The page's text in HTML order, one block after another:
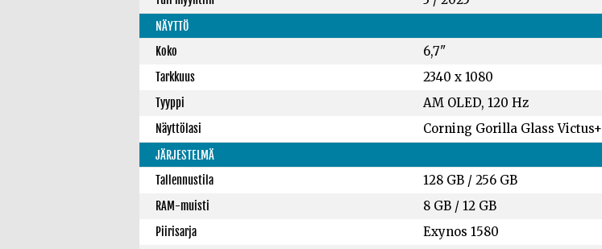
NÄYTTÖ
Koko
6,7"
Tarkkuus 2340 x 1080
Tyyppi AM OLED, 120 Hz
Näyttölasi Corning Gorilla Glass Victus+
JÄRJESTELMÄ
Tallennustila
128 GB /256 GB
RAM-muisti 8 GB /12 GB
Piirisarja Exynos 1580